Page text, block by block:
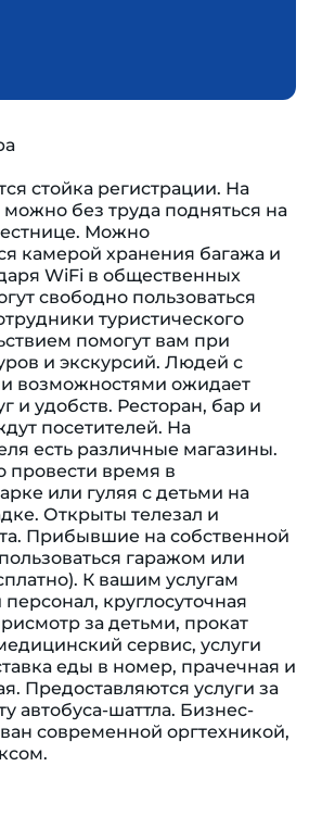
стойка регистрации. На
без труда подняться на
Можно
камерой хранения багажа и
WiFi в общественных
свободно пользоваться
туристического
помогут вам при
и экскурсий. Людей с
возможностями ожидает
и удобств. Ресторан, бар и
посетителей. На
есть различные магазины.
провести время в
или гуляя с детьми на
Открыты телезал и
Прибывшие на собственной
гаражом или
К вашим услугам
круглосуточная
за детьми, прокат
сервис, услуги
еды в номер, прачечная и
Предоставляются услуги за
автобуса-шаттла. Бизнес-
современной оргтехникой,